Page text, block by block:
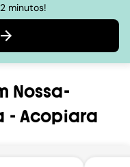
minutos!
Nossa-
-Acopiara